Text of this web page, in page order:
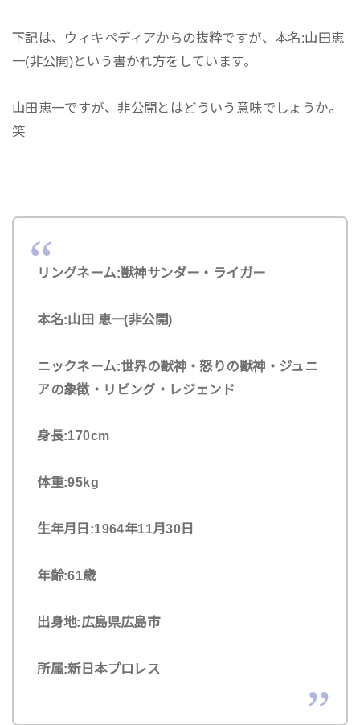
下記は、ウィキペディアからの抜粋ですが、本名:山田恵
一(非公開)という書かれ方をしています。
山田恵一ですが、非公開とはどういう意味でしょうか。
笑
リングネーム:獣神サンダー・ライガー
本名:山田 恵一(非公開)
ニックネーム:世界の獣神・怒りの獣神・ジュニ
アの象徴・リビング・レジェンド
身長:170cm
体重:95kg
生年月日:1964年11月30日
年齢:61歳
出身地:広島県広島市
所属:新日本プロレス